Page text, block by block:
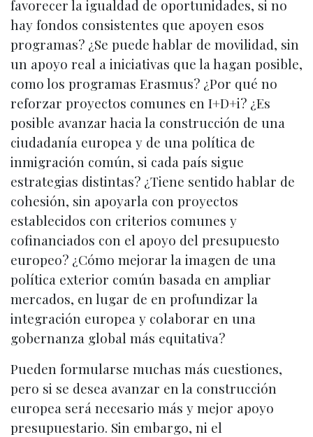
favorecer la igualdad de oportunidades, si no
hay fondos consistentes que apoyen esos
programas? ¿Se puede hablar de movilidad, sin
un apoyo real a iniciativas que la hagan posible,
como los programas Erasmus? ¿Por qué no
reforzar proyectos comunes en I+D+i? ¿Es
posible avanzar hacia la construcción de una
ciudadanía europea y de una política de
inmigración común, si cada país sigue
estrategias distintas? ¿Tiene sentido hablar de
cohesión, sin apoyarla con proyectos
establecidos con criterios comunes y
cofinanciados con el apoyo del presupuesto
europeo? ¿Cómo mejorar la imagen de una
política exterior común basada en ampliar
mercados, en lugar de en profundizar la
integración europea y colaborar en una
gobernanza global más equitativa?
Pueden formularse muchas más cuestiones,
pero si se desea avanzar en la construcción
europea será necesario más y mejor apoyo
presupuestario. Sin embargo, ni el